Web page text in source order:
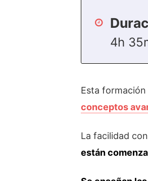
4h
Esta
conceptos
La facilidad
están